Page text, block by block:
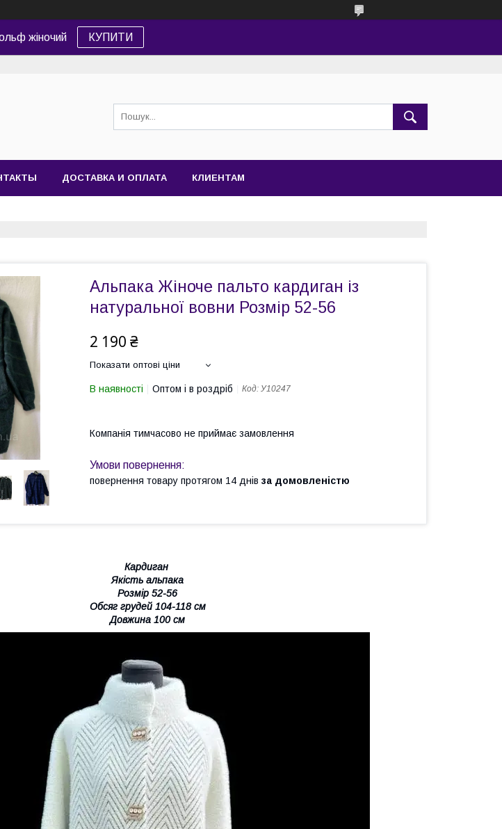
жіночий КУПИТИ
ДОСТАВКА И ОПЛАТА КЛИЕНТАМ
Альпака Жіноче пальто кардиган із
натуральної вовни Розмір 52-56
2 190 ₴
Показати оптові ціни
В наявності Оптом і в роздріб Код: У10247
Компанія тимчасово не приймає замовлення
повернення товару протягом 14 днів за домовленістю
Кардиган
Якість альпака
Розмір 52-56
Обсяг грудей 104-118 см
Довжина 100 см